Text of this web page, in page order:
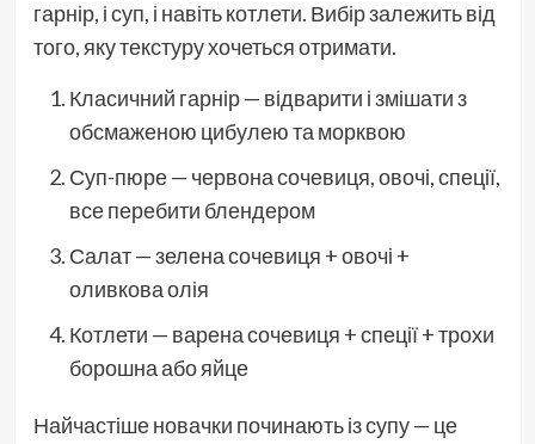
гарнір, і суп, і навіть котлети. Вибір залежить від
того, яку текстуру хочеться отримати.
Класичний гарнір — відварити і змішати з
обсмаженою цибулею та морквою
Суп-пюре — червона сочевиця, овочі, спеції,
все перебити блендером
Салат — зелена сочевиця + овочі +
оливкова олія
Котлети — варена сочевиця + спеції + трохи
борошна або яйце
Найчастіше новачки починають із супу — це